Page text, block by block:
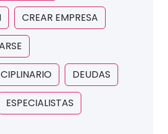
CREAR EMPRESA
DEUDAS
ESPECIALISTAS